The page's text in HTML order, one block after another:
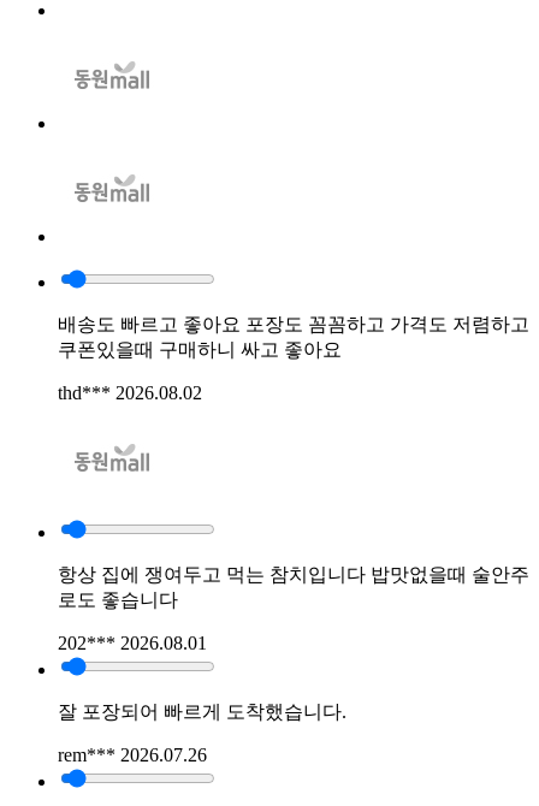
배송도 빠르고 좋아요 포장도 꼼꼼하고 가격도 저렴하고
쿠폰있을때 구매하니 싸고 좋아요
thd*** 2026.08.02
항상 집에 쟁여두고 먹는 참치입니다 밥맛없을때 술안주
로도 좋습니다
202*** 2026.08.01
잘 포장되어 빠르게 도착했습니다.
rem*** 2026.07.26